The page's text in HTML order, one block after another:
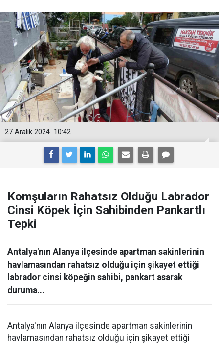
10:42
27 Aralık 2024
Komşuların Rahatsız Olduğu Labrador
Cinsi Köpek İçin Sahibinden Pankartlı
Tepki
Antalya'nın Alanya ilçesinde apartman sakinlerinin
havlamasından rahatsız olduğu için şikayet ettiği
labrador cinsi köpeğin sahibi, pankart asarak
duruma...
Antalya'nın Alanya ilçesinde apartman sakinlerinin
havlamasından rahatsız olduğu için şikayet ettiği